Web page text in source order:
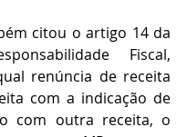
citou o artigo 14 da
Fiscal,
renúncia de receita
com a indicação de
com outra receita, o